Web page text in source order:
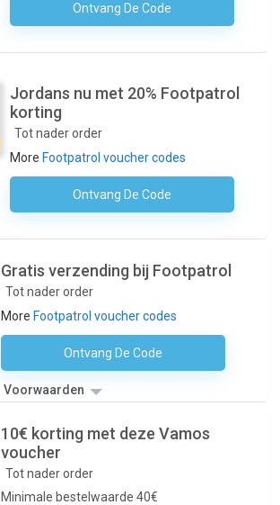
Ontvang De CodeGeen Code Nodig
Jordans nu met 20% Footpatrol
korting
Tot nader order
More Footpatrol voucher codes
Ontvang De CodeGeen Code Nodig
Gratis verzending bij Footpatrol
Tot nader order
More Footpatrol voucher codes
Ontvang De CodeGeen Code Nodig
Voorwaarden
10€ korting met deze Vamos
voucher
Tot nader order
Minimale bestelwaarde 40€